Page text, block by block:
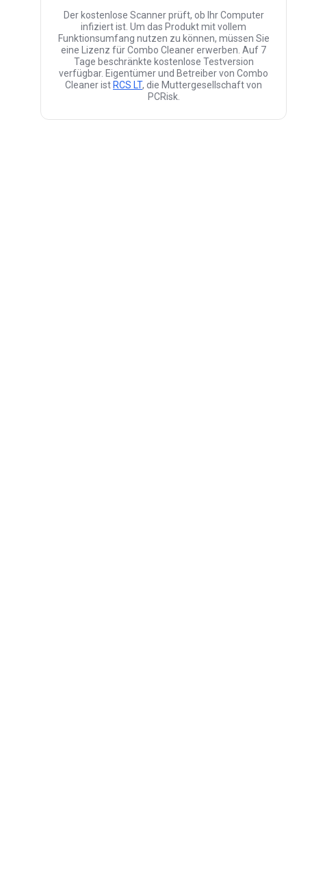
Der kostenlose Scanner prüft, ob Ihr Computer
infiziert ist. Um das Produkt mit vollem
Funktionsumfang nutzen zu können, müssen Sie
eine Lizenz für Combo Cleaner erwerben. Auf 7
Tage beschränkte kostenlose Testversion
verfügbar. Eigentümer und Betreiber von Combo
Cleaner ist RCS LT, die Muttergesellschaft von
PCRisk.